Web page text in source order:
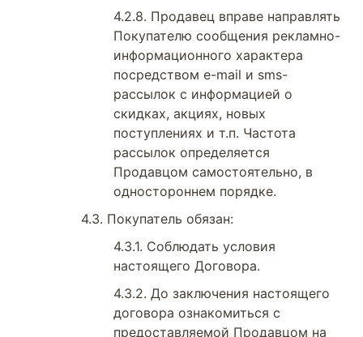
Продавец вправе направлять
Покупателю сообщения рекламно-
информационного характера
посредством e-mail и sms-
рассылок с информацией о
скидках, акциях, новых
поступлениях и т.п. Частота
рассылок определяется
Продавцом самостоятельно, в
одностороннем порядке.
Покупатель обязан:
Соблюдать условия
настоящего Договора.
До заключения настоящего
договора ознакомиться с
предоставляемой Продавцом на